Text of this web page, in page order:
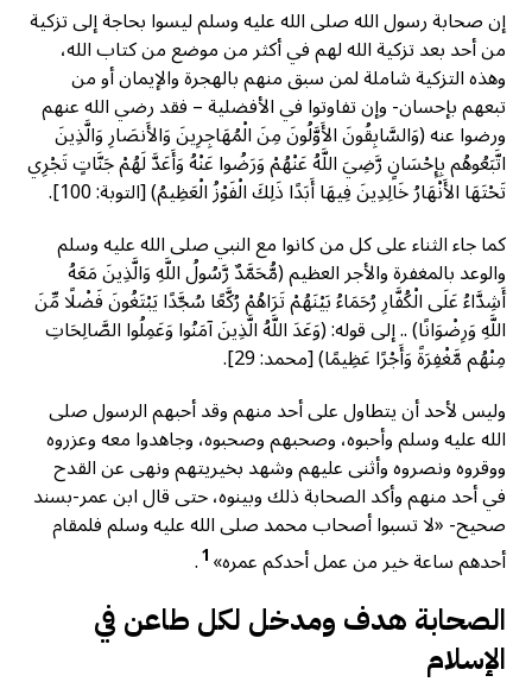
إن صحابة رسول الله صلى الله عليه وسلم ليسوا بحاجة إلى تزكية
من أحد بعد تزكية الله لهم في أكثر من موضع من كتاب الله،
وهذه التزكية شاملة لمن سبق منهم بالهجرة والإيمان أو من
تبعهم بإحسان- وإن تفاوتوا في الأفضلية – فقد رضي الله عنهم
ورضوا عنه (وَالسَّابِقُونَ الأَوَّلُونَ مِنَ الْمُهَاجِرِينَ وَالأَنصَارِ وَالَّذِينَ
اتَّبَعُوهُم بِإِحْسَانٍ رَّضِيَ اللَّهُ عَنْهُمْ وَرَضُوا عَنْهُ وَأَعَدَّ لَهُمْ جَنَّاتٍ تَجْرِي
تَحْتَهَا الأَنْهَارُ خَالِدِينَ فِيهَا أَبَدًا ذَلِكَ الْفَوْزُ الْعَظِيمُ) [التوبة: 100].
كما جاء الثناء على كل من كانوا مع النبي صلى الله عليه وسلم
والوعد بالمغفرة والأجر العظيم (مُّحَمَّدٌ رَّسُولُ اللَّهِ وَالَّذِينَ مَعَهُ
أَشِدَّاءُ عَلَى الْكُفَّارِ رُحَمَاءُ بَيْنَهُمْ تَرَاهُمْ رُكَّعًا سُجَّدًا يَبْتَغُونَ فَضْلًا مِّنَ
اللَّهِ وَرِضْوَانًا) .. إلى قوله: (وَعَدَ اللَّهُ الَّذِينَ آمَنُوا وَعَمِلُوا الصَّالِحَاتِ
مِنْهُم مَّغْفِرَةً وَأَجْرًا عَظِيمًا) [محمد: 29].
وليس لأحد أن يتطاول على أحد منهم وقد أحبهم الرسول صلى
الله عليه وسلم وأحبوه، وصحبهم وصحبوه، وجاهدوا معه وعزروه
ووقروه ونصروه وأثنى عليهم وشهد بخيريتهم ونهى عن القدح
في أحد منهم وأكد الصحابة ذلك وبينوه، حتى قال ابن عمر-بسند
صحيح- «لا تسبوا أصحاب محمد صلى الله عليه وسلم فلمقام
أحدهم ساعة خير من عمل أحدكم عمره»1
.
الصحابة هدف ومدخل لكل طاعن في
الإسلام